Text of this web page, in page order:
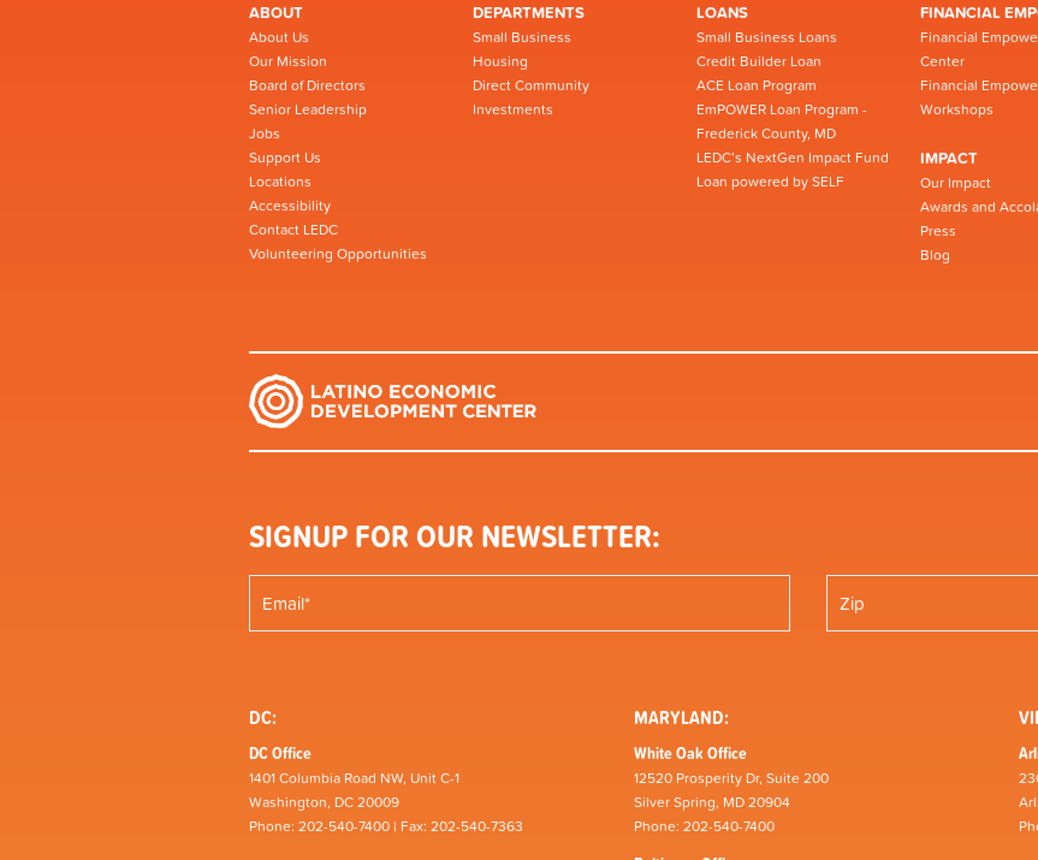
ABOUT
About Us
Our Mission
Board of Directors
Senior Leadership
Jobs
Support Us
Locations
Accessibility
Contact LEDC
Volunteering Opportunities
DEPARTMENTS
Small Business
Housing
Direct Community
Investments
LOANS
Small Business Loans
Credit Builder Loan
ACE Loan Program
EmPOWER Loan Program -
Frederick County, MD
LEDC’s NextGen Impact Fund
Loan powered by SELF
FINANCIAL
Financial
Center
Financial
Workshops
IMPACT
Our Impact
Awards and
Press
Blog
SIGNUP FOR OUR NEWSLETTER:
DC:
DC Office
1401 Columbia Road NW, Unit C-1
Washington, DC 20009
Phone: 202-540-7400 | Fax: 202-540-7363
MARYLAND:
White Oak Office
12520 Prosperity Dr, Suite 200
Silver Spring, MD 20904
Phone: 202-540-7400